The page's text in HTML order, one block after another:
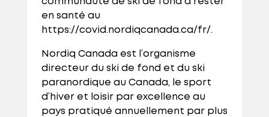
en santé au
https://covid.nordiqcanada.ca/fr/.
Nordiq Canada est l’organisme
directeur du ski de fond et du ski
paranordique au Canada, le sport
d’hiver et loisir par excellence au
pays pratiqué annuellement par plus